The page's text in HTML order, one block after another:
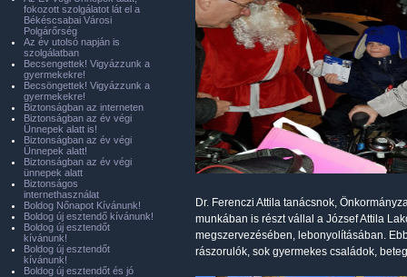
Dr. Ferenczi Attila tanácsnok,
munkában is részt vállal a József Attila
megszervezésében, lebonyolításában.
rászorulók, sok gyermekes családok,
fokozott szolgálatot lát el a
Békéscsabai Városi
Polgárőrség
Az év utolsó napján is
szolgálatban
Becsengettek! Vigyázzunk a
gyermekekre!
Becsöngettek! Vigyázzunk a
gyermekekre!
Biztonságban az interneten
Biztonságban az év végi
Ünnepek alatt is!
Biztonságban az év végi
Ünnepek alatt!
Biztonságban az év végi
ünnepek alatt
Biztonságos
internethasználat
Boldog Nőnapot Kívánunk!
Boldog új esztendő kívánunk!
Boldog új esztendőt
kívánunk!
Boldog új esztendőt
kívánunk!
Boldog új esztendőt és jó